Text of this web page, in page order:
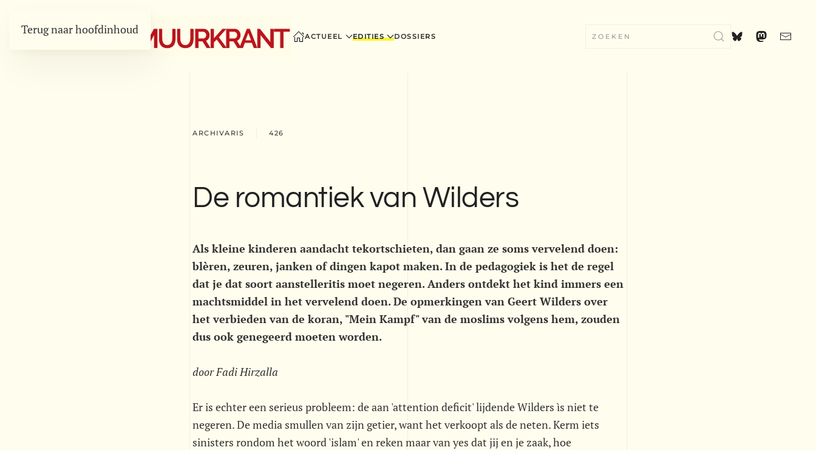
Terug naar hoofdinhoud ACTUEEL EDITIES DOSSIERS
ARCHIVARIS 426
De romantiek van Wilders
Als kleine kinderen aandacht tekortschieten, dan gaan ze soms vervelend doen:
blèren, zeuren, janken of dingen kapot maken. In de pedagogiek is het de regel
dat je dat soort aanstelleritis moet negeren. Anders ontdekt het kind immers een
machtsmiddel in het vervelend doen. De opmerkingen van Geert Wilders over
het verbieden van de koran, "Mein Kampf" van de moslims volgens hem, zouden
dus ook genegeerd moeten worden.
door Fadi Hirzalla
Er is echter een serieus probleem: de aan 'attention deficit' lijdende Wilders ìs niet te
negeren. De media smullen van zijn getier, want het verkoopt als de neten. Kerm iets
sinisters rondom het woord 'islam' en reken maar van yes dat jij en je zaak, hoe